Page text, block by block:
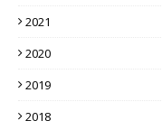
2021
2020
2019
2018